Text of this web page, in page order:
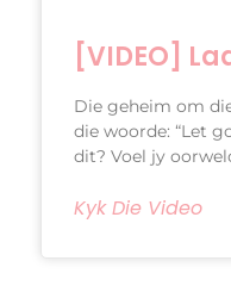
[VIDEO]
Die geheim om
die woorde: “Let
dit? Voel jy
Kyk Die Video